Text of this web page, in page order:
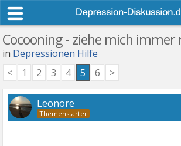
Cocooning - ziehe mich
in Depressionen Hilfe
< 1 2 3 4 5 6 >
Leonore